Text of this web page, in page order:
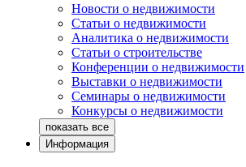
Новости о недвижимости
Статьи о недвижимости
Аналитика о недвижимости
Статьи о строительстве
Конференции о недвижимости
Выставки о недвижимости
Семинары о недвижимости
Конкурсы о недвижимости
Информация